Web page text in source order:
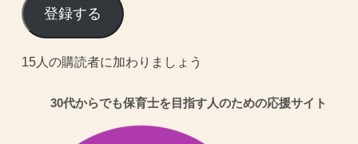
ル
ア
ド
登録する
15人の購読者に加わりましょう
30代からでも保育士を目指す人のための応援サイト